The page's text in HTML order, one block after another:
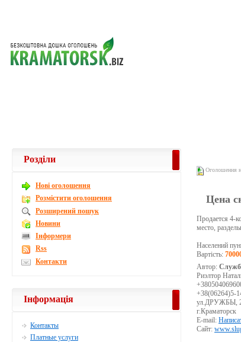
Оголошення
Цена
Продается 4-
место,
Населений
Вартість:
Автор:
Риэлтор
+38(06264)5-
ул.ДРУЖБЫ,
г.Краматорск
E-mail:
Сайт:
Розділи
Новi оголошення
Розмістити оголошення
Розширений пошук
Новини
Інформери
Rss
Контакти
Інформація
Контакты
Платные услуги